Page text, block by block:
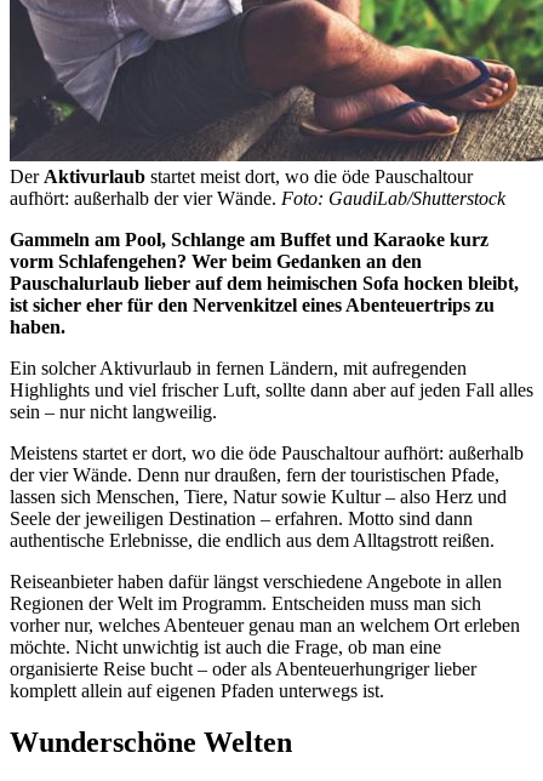
Der Aktivurlaub startet meist dort, wo die öde Pauschaltour
aufhört: außerhalb der vier Wände. Foto: GaudiLab/Shutterstock
Gammeln am Pool, Schlange am Buffet und Karaoke kurz
vorm Schlafengehen? Wer beim Gedanken an den
Pauschalurlaub lieber auf dem heimischen Sofa hocken bleibt,
ist sicher eher für den Nervenkitzel eines Abenteuertrips zu
haben.
Ein solcher Aktivurlaub in fernen Ländern, mit aufregenden
Highlights und viel frischer Luft, sollte dann aber auf jeden Fall alles
sein – nur nicht langweilig.
Meistens startet er dort, wo die öde Pauschaltour aufhört: außerhalb
der vier Wände. Denn nur draußen, fern der touristischen Pfade,
lassen sich Menschen, Tiere, Natur sowie Kultur – also Herz und
Seele der jeweiligen Destination – erfahren. Motto sind dann
authentische Erlebnisse, die endlich aus dem Alltagstrott reißen.
Reiseanbieter haben dafür längst verschiedene Angebote in allen
Regionen der Welt im Programm. Entscheiden muss man sich
vorher nur, welches Abenteuer genau man an welchem Ort erleben
möchte. Nicht unwichtig ist auch die Frage, ob man eine
organisierte Reise bucht – oder als Abenteuerhungriger lieber
komplett allein auf eigenen Pfaden unterwegs ist.
Wunderschöne Welten